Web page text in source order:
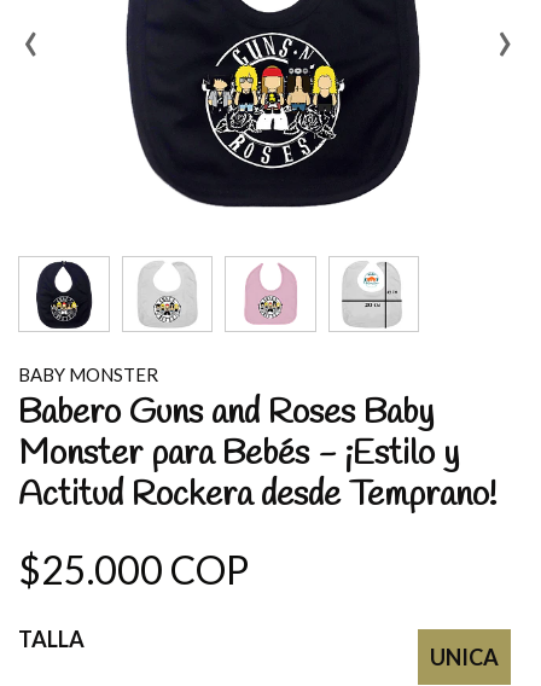
‹ ›
BABY MONSTER
Babero Guns and Roses Baby
Monster para Bebés - ¡Estilo y
Actitud Rockera desde Temprano!
$25.000 COP
TALLA
UNICA